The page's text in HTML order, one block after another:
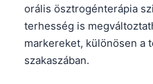
orális ösztrogénterápia
terhesség is
markereket, különösen a
szakaszában.